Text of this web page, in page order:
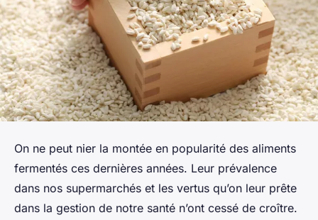
On ne peut nier la montée en popularité des aliments
fermentés ces dernières années. Leur prévalence
dans nos supermarchés et les vertus qu’on leur prête
dans la gestion de notre santé n’ont cessé de croître.